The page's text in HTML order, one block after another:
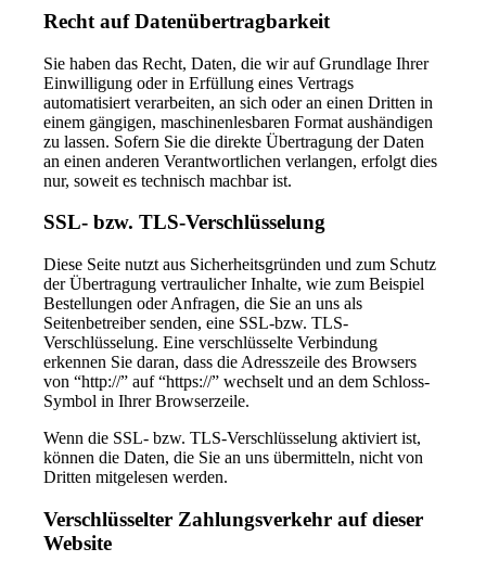
Recht auf Datenübertragbarkeit
Sie haben das Recht, Daten, die wir auf Grundlage Ihrer
Einwilligung oder in Erfüllung eines Vertrags
automatisiert verarbeiten, an sich oder an einen Dritten in
einem gängigen, maschinenlesbaren Format aushändigen
zu lassen. Sofern Sie die direkte Übertragung der Daten
an einen anderen Verantwortlichen verlangen, erfolgt dies
nur, soweit es technisch machbar ist.
SSL- bzw. TLS-Verschlüsselung
Diese Seite nutzt aus Sicherheitsgründen und zum Schutz
der Übertragung vertraulicher Inhalte, wie zum Beispiel
Bestellungen oder Anfragen, die Sie an uns als
Seitenbetreiber senden, eine SSL-bzw. TLS-
Verschlüsselung. Eine verschlüsselte Verbindung
erkennen Sie daran, dass die Adresszeile des Browsers
von “http://” auf “https://” wechselt und an dem Schloss-
Symbol in Ihrer Browserzeile.
Wenn die SSL- bzw. TLS-Verschlüsselung aktiviert ist,
können die Daten, die Sie an uns übermitteln, nicht von
Dritten mitgelesen werden.
Verschlüsselter Zahlungsverkehr auf dieser
Website